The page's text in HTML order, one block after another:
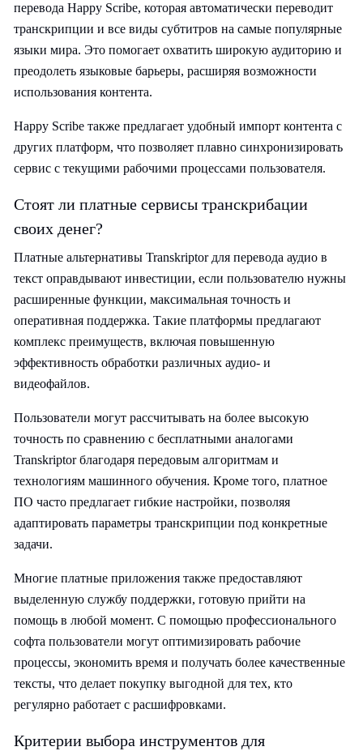
перевода Happy Scribe, которая автоматически переводит
транскрипции и все виды субтитров на самые популярные
языки мира. Это помогает охватить широкую аудиторию и
преодолеть языковые барьеры, расширяя возможности
использования контента.
Happy Scribe также предлагает удобный импорт контента с
других платформ, что позволяет плавно синхронизировать
сервис с текущими рабочими процессами пользователя.
Стоят ли платные сервисы транскрибации
своих денег?
Платные альтернативы Transkriptor для перевода аудио в
текст оправдывают инвестиции, если пользователю нужны
расширенные функции, максимальная точность и
оперативная поддержка. Такие платформы предлагают
комплекс преимуществ, включая повышенную
эффективность обработки различных аудио- и
видеофайлов.
Пользователи могут рассчитывать на более высокую
точность по сравнению с бесплатными аналогами
Transkriptor благодаря передовым алгоритмам и
технологиям машинного обучения. Кроме того, платное
ПО часто предлагает гибкие настройки, позволяя
адаптировать параметры транскрипции под конкретные
задачи.
Многие платные приложения также предоставляют
выделенную службу поддержки, готовую прийти на
помощь в любой момент. С помощью профессионального
софта пользователи могут оптимизировать рабочие
процессы, экономить время и получать более качественные
тексты, что делает покупку выгодной для тех, кто
регулярно работает с расшифровками.
Критерии выбора инструментов для